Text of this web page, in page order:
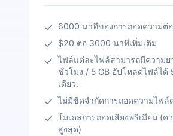
6000 นาทีของการถอดความต่
$20 ต่อ 3000 นาทีเพิ่มเติม
ไฟล์แต่ละไฟล์สามารถมีความย
ชั่วโมง / 5 GB อัปโหลดไฟล์ได้
เดียว.
ไม่มีขีดจำกัดการถอดความไฟล์
โมเดลการถอดเสียงพรีเมียม (ค
สูงสุด)